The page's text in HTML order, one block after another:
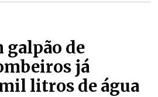
galpão de
já
litros de água